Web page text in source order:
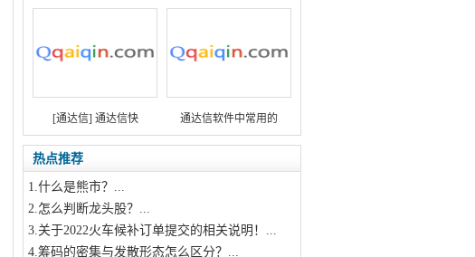
[通达信] 通达信快 通达信软件中常用的
热点推荐
1.什么是熊市？...
2.怎么判断龙头股？...
3.关于2022火车候补订单提交的相关说明！...
4.筹码的密集与发散形态怎么区分？...